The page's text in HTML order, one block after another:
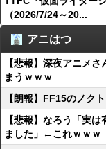
（2026/7/24～20...
アニはつ
【悲報】深夜アニメ
まうｗｗｗ
【朗報】FF15のノク
【悲報】なろう「実
ました」←これｗｗｗ